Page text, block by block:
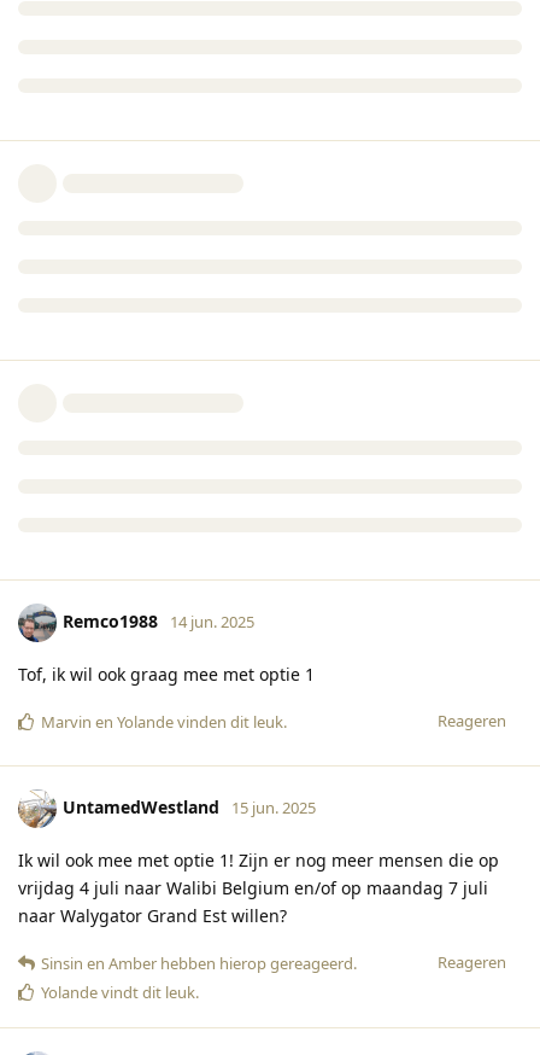
Remco1988 14 jun. 2025
Tof, ik wil ook graag mee met optie 1
Reageren
Marvin en Yolandevinden dit leuk.
UntamedWestland 15 jun. 2025
Ik wil ook mee met optie 1! Zijn er nog meer mensen die op
vrijdag 4 juli naar Walibi Belgium en/of op maandag 7 juli
naar Walygator Grand Est willen?
Reageren
Sinsin en Amber hebben hierop gereageerd.
Yolandevindt dit leuk.